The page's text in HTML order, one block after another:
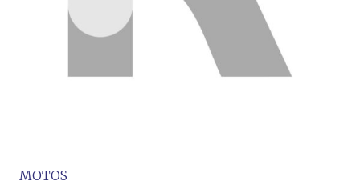
MOTOS